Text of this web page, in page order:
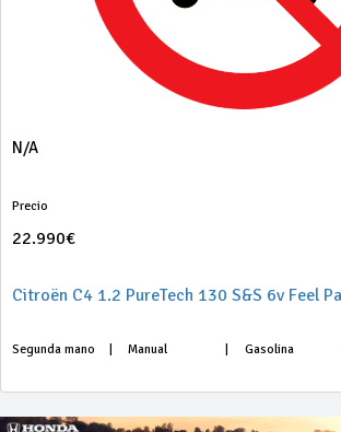
N/A
Precio
22.990€
Citroën C4 1.2 PureTech 130 S&S 6v Feel
Segunda mano Manual Gasolina